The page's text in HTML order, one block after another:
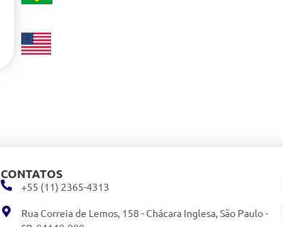
+55 (11) 2365-4313
Rua Correia de Lemos, 158 - Chácara Inglesa, São Paulo -
CONTATOS